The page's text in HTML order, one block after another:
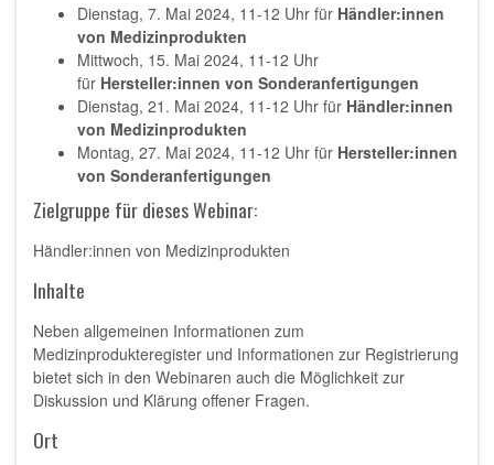
Dienstag, 7. Mai 2024, 11-12 Uhr für Händler:innen
von Medizinprodukten
Mittwoch, 15. Mai 2024, 11-12 Uhr
für Hersteller:innen von Sonderanfertigungen
Dienstag, 21. Mai 2024, 11-12 Uhr für Händler:innen
von Medizinprodukten
Montag, 27. Mai 2024, 11-12 Uhr für Hersteller:innen
von Sonderanfertigungen
Zielgruppe für dieses Webinar:
Händler:innen von Medizinprodukten
Inhalte
Neben allgemeinen Informationen zum
Medizinprodukteregister und Informationen zur Registrierung
bietet sich in den Webinaren auch die Möglichkeit zur
Diskussion und Klärung offener Fragen.
Ort